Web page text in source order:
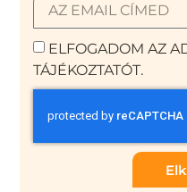
ELFOGADOM AZ
TÁJÉKOZTATÓT.